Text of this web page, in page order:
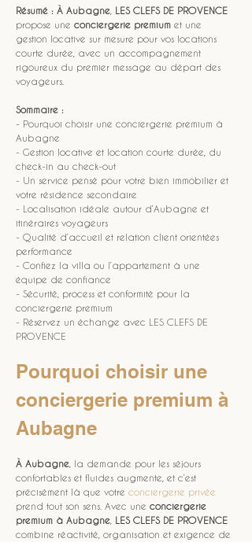
Résumé : À Aubagne LES CLEFS DE PROVENCE
propose une conciergerie premium et une
gestion locative sur mesure pour vos locations
courte durée, avec un accompagnement
rigoureux du premier message au départ des
voyageurs.
Sommaire :
- Pourquoi choisir une conciergerie premium à
Aubagne
- Gestion locative et location courte durée, du
check-in au check-out
- Un service pensé pour votre bien immobilier et
votre résidence secondaire
- Localisation idéale autour d’Aubagne et
itinéraires voyageurs
- Qualité d’accueil et relation client orientées
performance
- Confiez la villa ou l’appartement à une
équipe de confiance
- Sécurité, process et conformité pour la
conciergerie premium
- Réservez un échange avec LES CLEFS DE
PROVENCE
Pourquoi choisir une
conciergerie premium à
Aubagne
À Aubagne , la demande pour les séjours
confortables et fluides augmente, et c’est
précisément là que votre conciergerie privée
prend tout son sens. Avec une conciergerie
premium à Aubagne LES CLEFS DE PROVENCE
combine réactivité, organisation et exigence de